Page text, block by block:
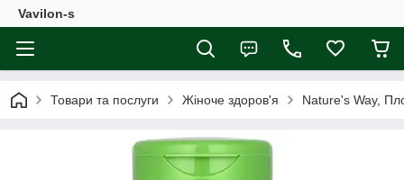
Vavilon-s
Товари та послуги Жіноче здоров'я Nature's Way,